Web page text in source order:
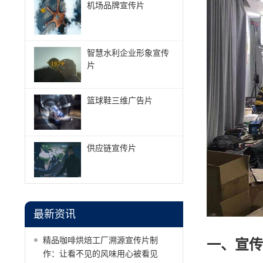
机场品牌宣传片
智慧水利企业形象宣传
片
篮球鞋三维广告片
供应链宣传片
最新资讯
精品咖啡烘焙工厂溯源宣传片制
作：让看不见的风味用心被看见
一、宣